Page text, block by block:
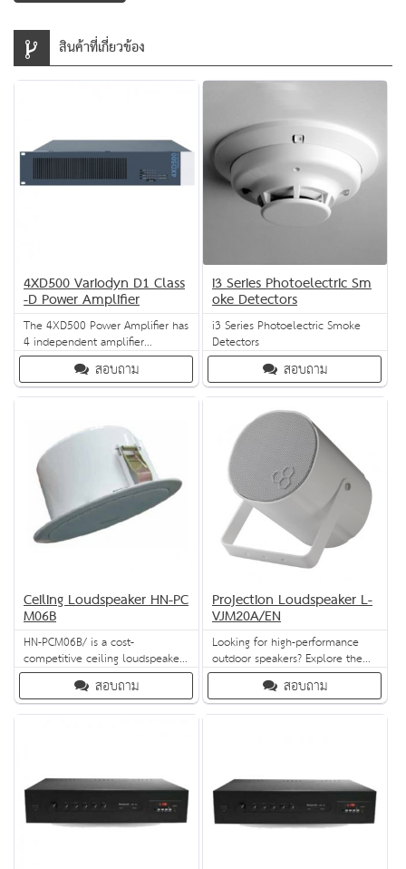
สินค้าที่เกี่ยวข้อง
4XD500 Variodyn D1 Class
-D Power Amplifier
The 4XD500 Power Amplifier has
4 independent amplifier
channels (100 V) and is
compatible with the Variodyn D1
PAVA system. The 100 V outputs
D1’s module DOM with the
output cable.
สอบถาม
i3 Series Photoelectric Sm
oke Detectors
i3 Series Photoelectric Smoke
Detectors
สอบถาม
Ceiling Loudspeaker HN-PC
M06B
HN-PCM06B/ is a cost-
competitive ceiling loudspeaker
which has an excellent audio
performance and a esthetic
appealing enclosure. Its low-
warehouses, schools, office
buildings, stadiums and
restaurants. This full r
สอบถาม
Projection Loudspeaker L-
VJM20A/EN
Looking for high-performance
outdoor speakers? Explore the
VJM duo of unidirectional
speakers. Both offer mounting
flexibility (ceiling and wall), a
สอบถาม